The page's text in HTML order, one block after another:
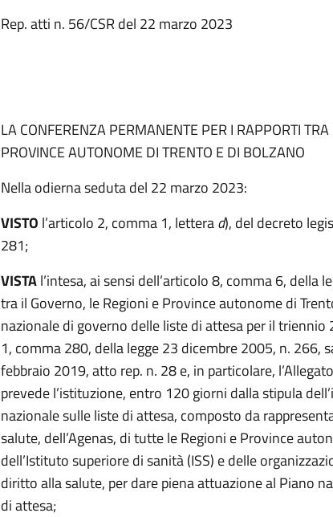
Rep. atti n. 56/CSR del 22 marzo 2023
LA CONFERENZA PERMANENTE PER I RAPPORTI TRA
PROVINCE AUTONOME DI TRENTO EDI BOLZANO
Nella odierna seduta del 22 marzo 2023:
VISTO l’articolo 2, comma 1, letterad), del decreto
281;
VISTAl’intesa, ai sensi dell’articolo 8, comma 6, della
tra il Governo, le Regioni e Province autonome di
nazionale di governo delle liste di attesa per il
1, comma 280, della legge 23 dicembre 2005, n. 266,
febbraio 2019, atto rep. n. 28 e, in particolare,
prevede l’istituzione, entro 120 giorni dalla stipula
nazionale sulle liste di attesa, composto da
salute, dell’Agenas, di tutte le Regioni e Province
dell’Istituto superiore di sanità (ISS) e delle
diritto alla salute, per dare piena attuazione al Piano
di attesa;